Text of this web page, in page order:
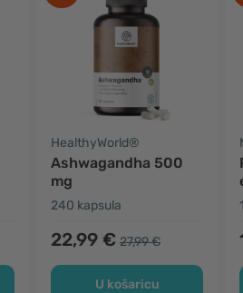
HealthyWorld®
Ashwagandha 500
mg
240 kapsula
22,99 € 27,99 €
U košaricu